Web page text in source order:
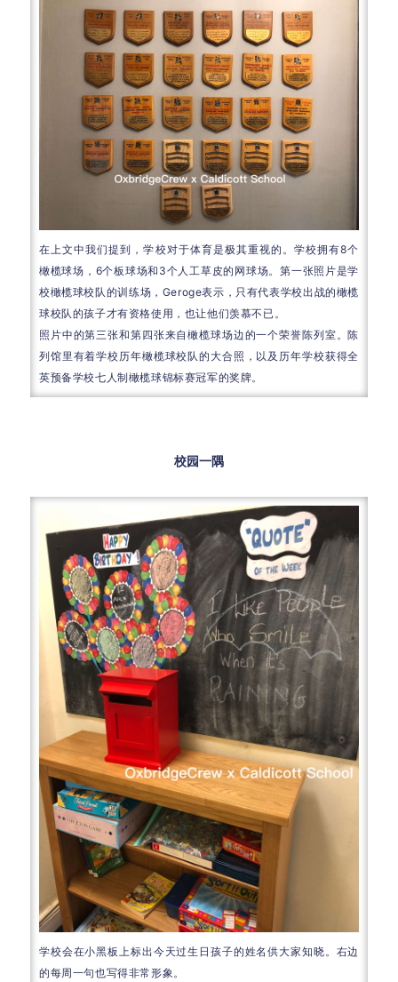
在上文中我们提到，学校对于体育是极其重视的。学校拥有8个
橄榄球场，6个板球场和3个人工草皮的网球场。第一张照片是学
校橄榄球校队的训练场，Geroge表示，只有代表学校出战的橄榄
球校队的孩子才有资格使用，也让他们羡慕不已。
照片中的第三张和第四张来自橄榄球场边的一个荣誉陈列室。陈
列馆里有着学校历年橄榄球校队的大合照，以及历年学校获得全
英预备学校七人制橄榄球锦标赛冠军的奖牌。
校园一隅
学校会在小黑板上标出今天过生日孩子的姓名供大家知晓。右边
的每周一句也写得非常形象。